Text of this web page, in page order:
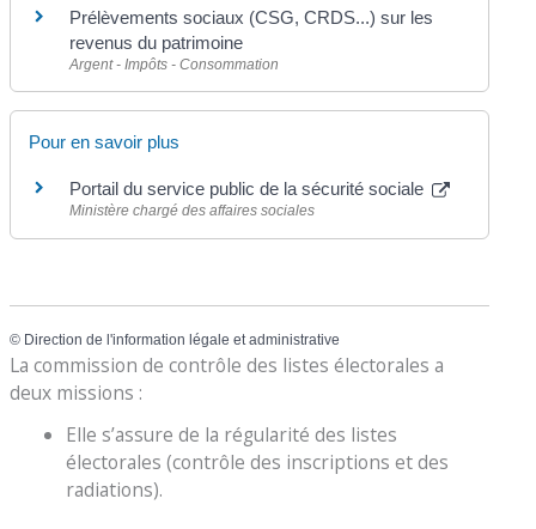
Prélèvements sociaux (CSG, CRDS...) sur les
revenus du patrimoine
Argent - Impôts - Consommation
Pour en savoir plus
Portail du service public de la sécurité sociale
Ministère chargé des affaires sociales
© Direction de l'information légale et administrative
La commission de contrôle des listes électorales a
deux missions :
Elle s’assure de la régularité des listes
électorales (contrôle des inscriptions et des
radiations).